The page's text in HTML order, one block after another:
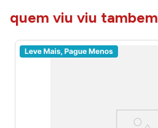
quem viu viu tambem